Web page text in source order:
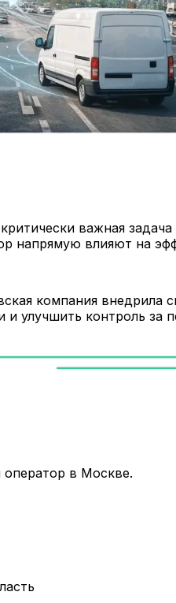
важная
напрямую влияют на
компания внедрила
и улучшить контроль за
в Москве.